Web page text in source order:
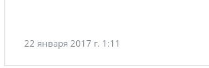
22 января 2017 г. 1:11